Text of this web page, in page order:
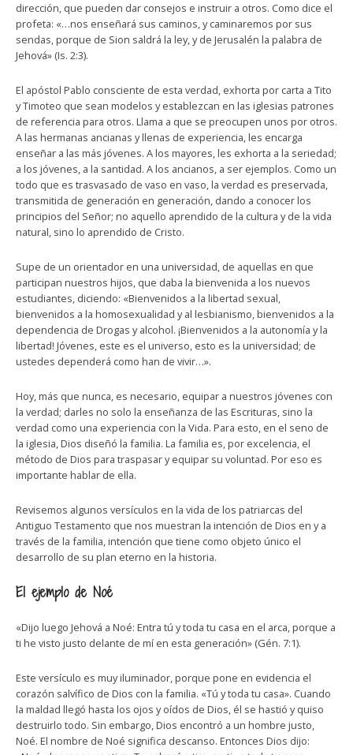
dirección, que pueden dar consejos e instruir a otros. Como dice el
profeta: «…nos enseñará sus caminos, y caminaremos por sus
sendas, porque de Sion saldrá la ley, y de Jerusalén la palabra de
Jehová» (Is. 2:3).
El apóstol Pablo consciente de esta verdad, exhorta por carta a Tito
y Timoteo que sean modelos y establezcan en las iglesias patrones
de referencia para otros. Llama a que se preocupen unos por otros.
A las hermanas ancianas y llenas de experiencia, les encarga
enseñar a las más jóvenes. A los mayores, les exhorta a la seriedad;
a los jóvenes, a la santidad. A los ancianos, a ser ejemplos. Como un
todo que es trasvasado de vaso en vaso, la verdad es preservada,
transmitida de generación en generación, dando a conocer los
principios del Señor; no aquello aprendido de la cultura y de la vida
natural, sino lo aprendido de Cristo.
Supe de un orientador en una universidad, de aquellas en que
participan nuestros hijos, que daba la bienvenida a los nuevos
estudiantes, diciendo: «Bienvenidos a la libertad sexual,
bienvenidos a la homosexualidad y al lesbianismo, bienvenidos a la
dependencia de Drogas y alcohol. ¡Bienvenidos a la autonomía y la
libertad! Jóvenes, este es el universo, esto es la universidad; de
ustedes dependerá como han de vivir…».
Hoy, más que nunca, es necesario, equipar a nuestros jóvenes con
la verdad; darles no solo la enseñanza de las Escrituras, sino la
verdad como una experiencia con la Vida. Para esto, en el seno de
la iglesia, Dios diseñó la familia. La familia es, por excelencia, el
método de Dios para traspasar y equipar su voluntad. Por eso es
importante hablar de ella.
Revisemos algunos versículos en la vida de los patriarcas del
Antiguo Testamento que nos muestran la intención de Dios en y a
través de la familia, intención que tiene como objeto único el
desarrollo de su plan eterno en la historia.
El ejemplo de Noé
«Dijo luego Jehová a Noé: Entra tú y toda tu casa en el arca, porque a
ti he visto justo delante de mí en esta generación» (Gén. 7:1).
Este versículo es muy iluminador, porque pone en evidencia el
corazón salvífico de Dios con la familia. «Tú y toda tu casa». Cuando
la maldad llegó hasta los ojos y oídos de Dios, él se hastió y quiso
destruirlo todo. Sin embargo, Dios encontró a un hombre justo,
Noé. El nombre de Noé significa descanso. Entonces Dios dijo: